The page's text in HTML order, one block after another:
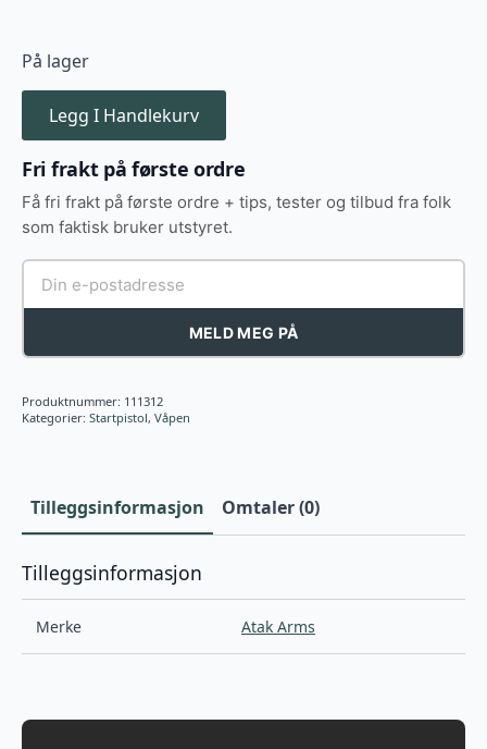
På lager
Legg I Handlekurv
Fri frakt på første ordre
Få fri frakt på første ordre + tips, tester og tilbud fra folk
som faktisk bruker utstyret.
MELD MEG PÅ
Produktnummer: 111312
Kategorier: Startpistol, Våpen
Tilleggsinformasjon Omtaler (0)
Tilleggsinformasjon
Merke Atak Arms